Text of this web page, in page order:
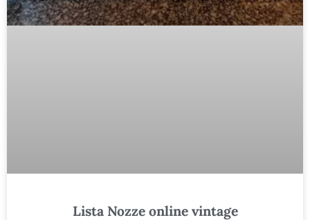
Lista Nozze online vintage